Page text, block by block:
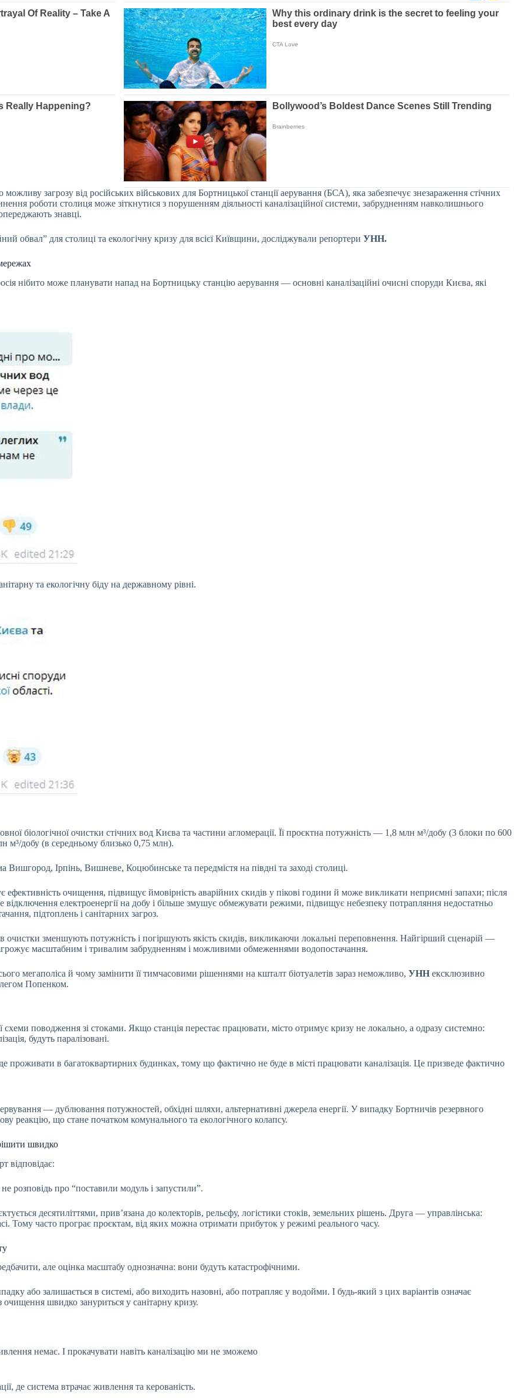
загрозу від російських військових для Бортницької станції аерування (БСА), яка забезпечує знезараження стічних
роботи столиця може зіткнутися з порушенням діяльності каналізаційної системи, забрудненням навколишнього
знавці.
обвал” для столиці та екологічну кризу для всієї Київщини, досліджували репортери УНН.
нібито може планувати напад на Бортницьку станцію аерування — основні каналізаційні очисні споруди Києва, які
та екологічну біду на державному рівні.
біологічної очистки стічних вод Києва та частини агломерації. Її проєктна потужність — 1,8 млн м³/добу (3 блоки по 600
добу (в середньому близько 0,75 млн).
Ірпінь, Вишневе, Коцюбинське та передмістя на півдні та заході столиці.
ефективність очищення, підвищує ймовірність аварійних скидів у пікові години й може викликати неприємні запахи; після
відключення електроенергії на добу і більше змушує обмежувати режими, підвищує небезпеку потрапляння недостатньо
підтоплень і санітарних загроз.
очистки зменшують потужність і погіршують якість скидів, викликаючи локальні переповнення. Найгірший сценарій —
масштабним і тривалим забрудненням і можливими обмеженнями водопостачання.
мегаполіса й чому замінити її тимчасовими рішеннями на кшталт біотуалетів зараз неможливо, УНН ексклюзивно
Попенком.
поводження зі стоками. Якщо станція перестає працювати, місто отримує кризу не локально, а одразу системно:
будуть паралізовані.
в багатоквартирних будинках, тому що фактично не буде в місті працювати каналізація. Це призведе фактично
— дублювання потужностей, обхідні шляхи, альтернативні джерела енергії. У випадку Бортничів резервного
реакцію, що стане початком комунального та екологічного колапсу.
швидко
відповідає:
розповідь про “поставили модуль і запустили”.
десятиліттями, прив’язана до колекторів, рельєфу, логістики стоків, земельних рішень. Друга — управлінська:
Тому часто програє проєктам, від яких можна отримати прибуток у режимі реального часу.
але оцінка масштабу однозначна: вони будуть катастрофічними.
або залишається в системі, або виходить назовні, або потрапляє у водойми. І будь-який з цих варіантів означає
очищення швидко зануриться у санітарну кризу.
немає. І прокачувати навіть каналізацію ми не зможемо
де система втрачає живлення та керованість.